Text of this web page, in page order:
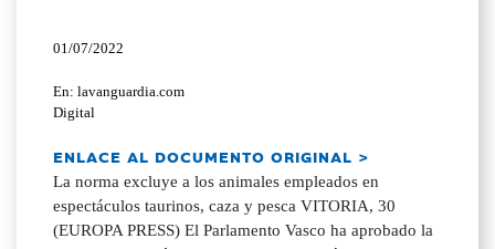
01/07/2022
En: lavanguardia.com
Digital
ENLACE AL DOCUMENTO ORIGINAL >
La norma excluye a los animales empleados en
espectáculos taurinos, caza y pesca VITORIA, 30
(EUROPA PRESS) El Parlamento Vasco ha aprobado la